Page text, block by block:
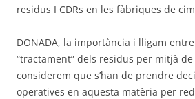
residus I CDRs en les fàbriques de
DONADA, la importància i lligam
“tractament” dels residus per mitjà
considerem que s’han de prendre
operatives en aquesta matèria per